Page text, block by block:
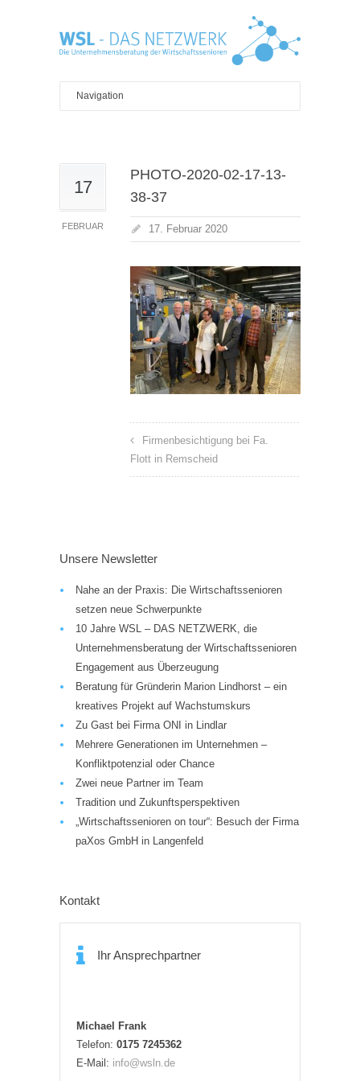
17
FEBRUAR
PHOTO-2020-02-17-13-
38-37
17. Februar 2020
Firmenbesichtigung bei Fa.
Flott in Remscheid
Unsere Newsletter
Nahe an der Praxis: Die Wirtschaftssenioren
setzen neue Schwerpunkte
10 Jahre WSL – DAS NETZWERK, die
Unternehmensberatung der Wirtschaftssenioren
Engagement aus Überzeugung
Beratung für Gründerin Marion Lindhorst – ein
kreatives Projekt auf Wachstumskurs
Zu Gast bei Firma ONI in Lindlar
Mehrere Generationen im Unternehmen –
Konfliktpotenzial oder Chance
Zwei neue Partner im Team
Tradition und Zukunftsperspektiven
„Wirtschaftssenioren on tour“: Besuch der Firma
paXos GmbH in Langenfeld
Kontakt
Ihr Ansprechpartner
Michael Frank
Telefon: 0175 7245362
E-Mail: info@wsln.de